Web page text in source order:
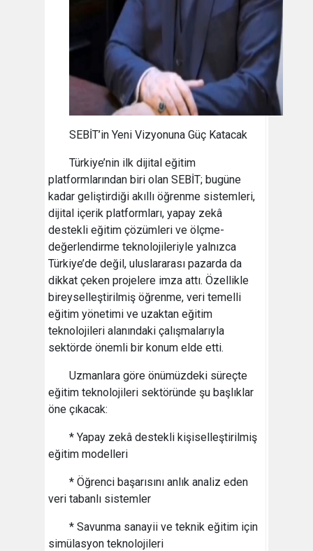
SEBİT’in Yeni Vizyonuna Güç Katacak
Türkiye’nin ilk dijital eğitim
platformlarından biri olan SEBİT; bugüne
kadar geliştirdiği akıllı öğrenme sistemleri,
dijital içerik platformları, yapay zekâ
destekli eğitim çözümleri ve ölçme-
değerlendirme teknolojileriyle yalnızca
Türkiye’de değil, uluslararası pazarda da
dikkat çeken projelere imza attı. Özellikle
bireyselleştirilmiş öğrenme, veri temelli
eğitim yönetimi ve uzaktan eğitim
teknolojileri alanındaki çalışmalarıyla
sektörde önemli bir konum elde etti.
Uzmanlara göre önümüzdeki süreçte
eğitim teknolojileri sektöründe şu başlıklar
öne çıkacak:
* Yapay zekâ destekli kişiselleştirilmiş
eğitim modelleri
* Öğrenci başarısını anlık analiz eden
veri tabanlı sistemler
* Savunma sanayii ve teknik eğitim için
simülasyon teknolojileri